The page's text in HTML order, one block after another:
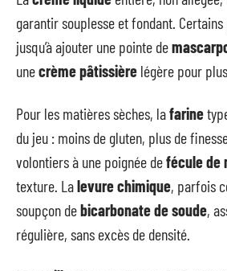
garantir souplesse et fondant.
jusqu’à ajouter une pointe de
unecrème pâtissière légère pour
Pour les matières sèches, lafarine
du jeu : moins de gluten, plus de
volontiers à une poignée defécule de
texture. Lalevure chimique, parfois
soupçon debicarbonate de soude,
régulière, sans excès de densité.